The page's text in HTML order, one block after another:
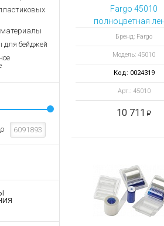
Запасные
Терминалы
оплаты
Зарядные устройства
Архивные товары
материалы
для бейджей
Fargo 45010
полноцветная
YMCKOK 200
отпечатков
Бренд: Fargo
Модель: 45010
Код: 0024319
Арт.: 45010
10 711